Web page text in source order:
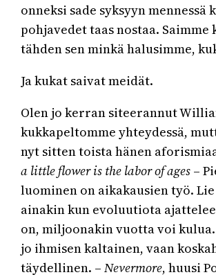
onneksi sade syksyyn mennessä
pohjavedet taas nostaa. Saimme
tähden sen minkä halusimme,
Ja kukat saivat meidät.
Olen jo kerran siteerannut
kukkapeltomme yhteydessä,
nyt sitten toista hänen
a little flower is the labor of ages –
luominen on aikakausien työ.
ainakin kun evoluutiota
on, miljoonakin vuotta voi
jo ihmisen kaltainen, vaan
täydellinen. –Nevermore, huusi